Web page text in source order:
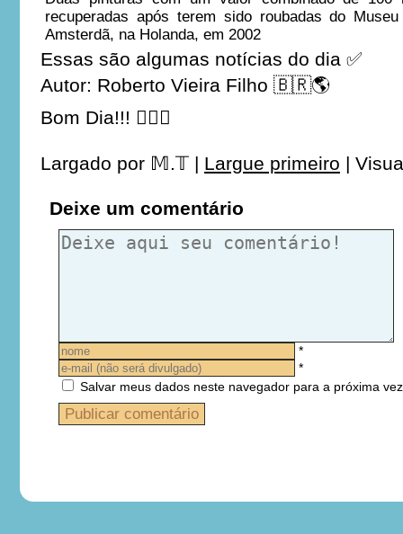
recuperadas após terem sido roubadas do
Amsterdã, na Holanda, em 2002
Essas são algumas notícias do dia ✅
Autor: Roberto Vieira Filho 🇧🇷🌎
Bom Dia!!! 👍🏼😉
Largado por 𝕄.𝕋 | Largue primeiro |
Deixe um comentário
*
*
Salvar meus dados neste navegador para a próxima